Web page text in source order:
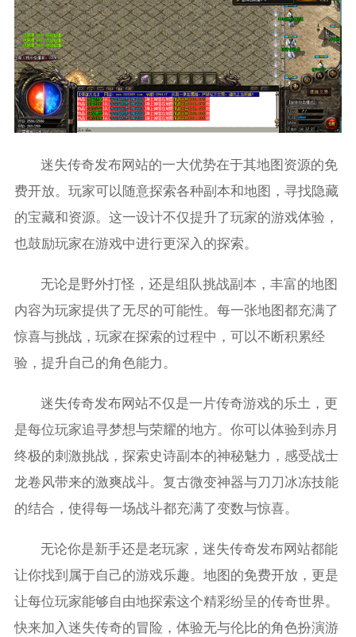
迷失传奇发布网站的一大优势在于其地图资源的免
费开放。玩家可以随意探索各种副本和地图，寻找隐藏
的宝藏和资源。这一设计不仅提升了玩家的游戏体验，
也鼓励玩家在游戏中进行更深入的探索。
无论是野外打怪，还是组队挑战副本，丰富的地图
内容为玩家提供了无尽的可能性。每一张地图都充满了
惊喜与挑战，玩家在探索的过程中，可以不断积累经
验，提升自己的角色能力。
迷失传奇发布网站不仅是一片传奇游戏的乐土，更
是每位玩家追寻梦想与荣耀的地方。你可以体验到赤月
终极的刺激挑战，探索史诗副本的神秘魅力，感受战士
龙卷风带来的激爽战斗。复古微变神器与刀刀冰冻技能
的结合，使得每一场战斗都充满了变数与惊喜。
无论你是新手还是老玩家，迷失传奇发布网站都能
让你找到属于自己的游戏乐趣。地图的免费开放，更是
让每位玩家能够自由地探索这个精彩纷呈的传奇世界。
快来加入迷失传奇的冒险，体验无与伦比的角色扮演游